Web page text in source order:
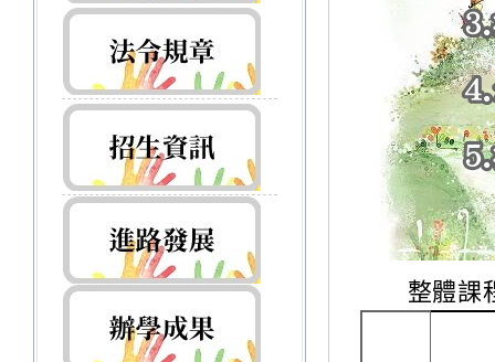
整體課